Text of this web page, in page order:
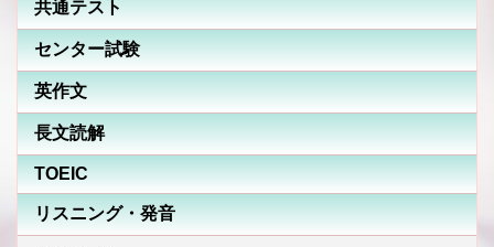
共通テスト
センター試験
英作文
長文読解
TOEIC
リスニング・発音